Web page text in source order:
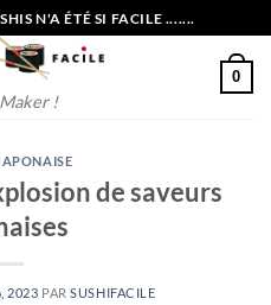
N'A ÉTÉ SI FACILE .......
!
0
de saveurs
2023 PARSUSHIFACILE